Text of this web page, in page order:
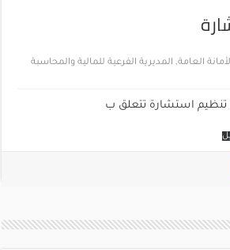
العامة, المديرية الفرعية للمالية والمحاسبة
تنظيم استشارة تتعلق ب